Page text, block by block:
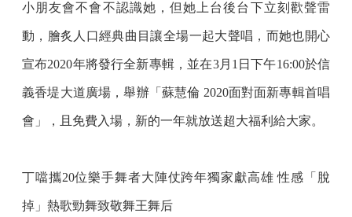
小朋友會不會不認識她，但她上台後台下立刻歡聲雷
動，膾炙人口經典曲目讓全場一起大聲唱，而她也開心
宣布2020年將發行全新專輯，並在3月1日下午16:00於信
義香堤大道廣場，舉辦「蘇慧倫 2020面對面新專輯首唱
會」，且免費入場，新的一年就放送超大福利給大家。
丁噹攜20位樂手舞者大陣仗跨年獨家獻高雄 性感「脫
掉」熱歌勁舞致敬舞王舞后